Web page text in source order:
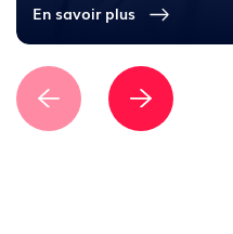
En savoir plus